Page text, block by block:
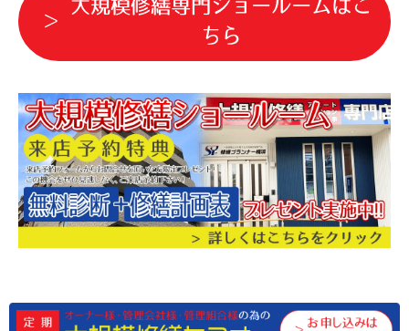
大規模修繕専門ショールームはこ
ちら